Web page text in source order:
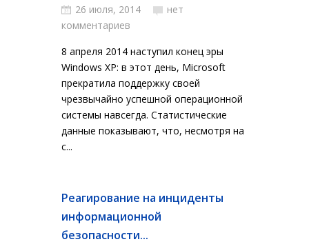
26 июля, 2014
нет
комментариев
8 апреля 2014 наступил конец эры
Windows XP: в этот день, Microsoft
прекратила поддержку своей
чрезвычайно успешной операционной
системы навсегда. Статистические
данные показывают, что, несмотря на
с...
Реагирование на инциденты
информационной
безопасности...